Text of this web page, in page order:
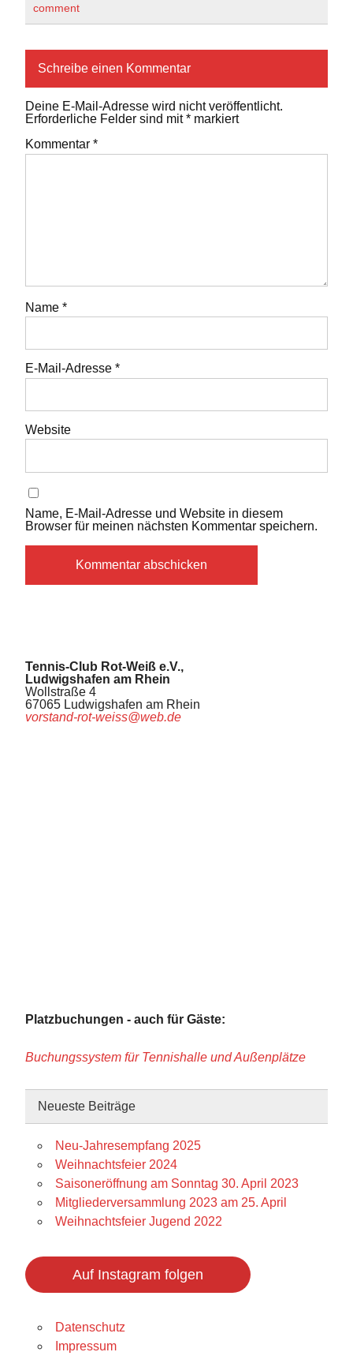
comment
Schreibe einen Kommentar
Deine E-Mail-Adresse wird nicht veröffentlicht.
Erforderliche Felder sind mit* markiert
Kommentar *
Name *
E-Mail-Adresse *
Website
Name, E-Mail-Adresse und Website in diesem
Browser für meinen nächsten Kommentar speichern.
Tennis-Club Rot-Weiß e.V.,
Ludwigshafen am Rhein
Wollstraße 4
67065 Ludwigshafen am Rhein
vorstand-rot-weiss@web.de
Platzbuchungen - auch für Gäste:
Buchungssystem für Tennishalle und Außenplätze
Neueste Beiträge
Neu-Jahresempfang 2025
Weihnachtsfeier 2024
Saisoneröffnung am Sonntag 30. April 2023
Mitgliederversammlung 2023 am 25. April
Weihnachtsfeier Jugend 2022
Auf Instagram folgen
Datenschutz
Impressum